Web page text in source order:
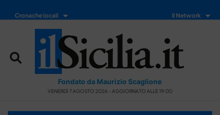
Cronache locali Il Network
Fondato da Maurizio Scaglione
VENERDÌ 7 AGOSTO 2026 - AGGIORNATO ALLE 19:00